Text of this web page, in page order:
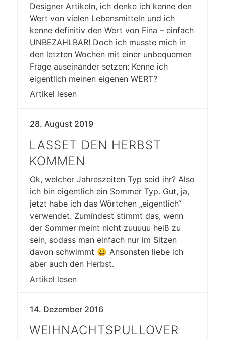
Designer Artikeln, ich denke ich kenne den
Wert von vielen Lebensmitteln und ich
kenne definitiv den Wert von Fina – einfach
UNBEZAHLBAR! Doch ich musste mich in
den letzten Wochen mit einer unbequemen
Frage auseinander setzen: Kenne ich
eigentlich meinen eigenen WERT?
Artikel lesen
28. August 2019
LASSET DEN HERBST
KOMMEN
Ok, welcher Jahreszeiten Typ seid ihr? Also
ich bin eigentlich ein Sommer Typ. Gut, ja,
jetzt habe ich das Wörtchen „eigentlich“
verwendet. Zumindest stimmt das, wenn
der Sommer meint nicht zuuuuu heiß zu
sein, sodass man einfach nur im Sitzen
davon schwimmt 😀 Ansonsten liebe ich
aber auch den Herbst.
Artikel lesen
14. Dezember 2016
WEIHNACHTSPULLOVER